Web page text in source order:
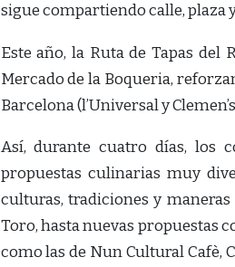
sigue compartiendo calle, plaza
Este año, la Ruta de Tapas
Mercado de la Boqueria,
Barcelona (l’Universal y
Así, durante cuatro días, los
propuestas culinarias muy
culturas, tradiciones y
Toro, hasta nuevas propuestas
como las de Nun Cultural Cafè,